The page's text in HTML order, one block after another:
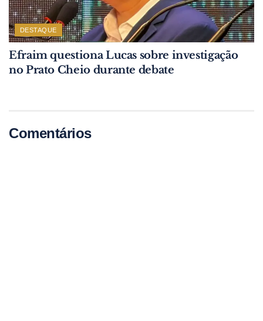
DESTAQUE
Efraim questiona Lucas sobre investigação
no Prato Cheio durante debate
Comentários